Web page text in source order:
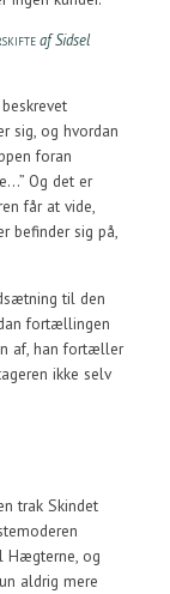
af Sidsel
sig, og hvordan
foran
Og det er
får at vide,
befinder sig på,
til den
fortællingen
af, han fortæller
ikke selv
trak Skindet
Hægterne, og
aldrig mere